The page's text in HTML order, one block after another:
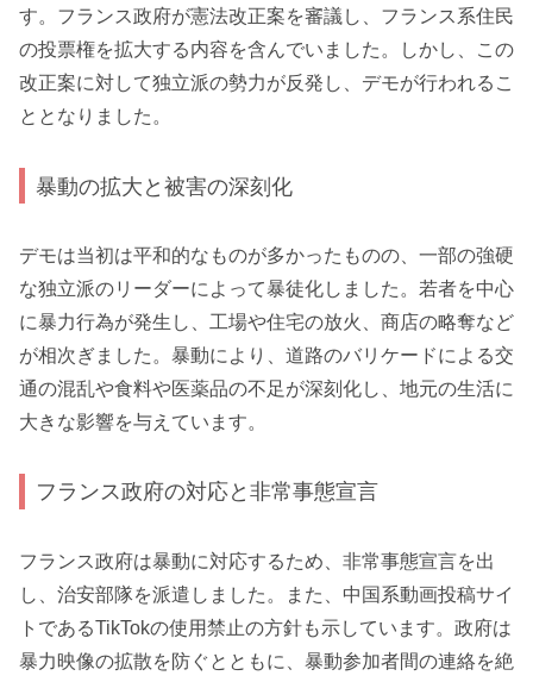
す。フランス政府が憲法改正案を審議し、フランス系住民
の投票権を拡大する内容を含んでいました。しかし、この
改正案に対して独立派の勢力が反発し、デモが行われるこ
ととなりました。
暴動の拡大と被害の深刻化
デモは当初は平和的なものが多かったものの、一部の強硬
な独立派のリーダーによって暴徒化しました。若者を中心
に暴力行為が発生し、工場や住宅の放火、商店の略奪など
が相次ぎました。暴動により、道路のバリケードによる交
通の混乱や食料や医薬品の不足が深刻化し、地元の生活に
大きな影響を与えています。
フランス政府の対応と非常事態宣言
フランス政府は暴動に対応するため、非常事態宣言を出
し、治安部隊を派遣しました。また、中国系動画投稿サイ
トであるTikTokの使用禁止の方針も示しています。政府は
暴力映像の拡散を防ぐとともに、暴動参加者間の連絡を絶